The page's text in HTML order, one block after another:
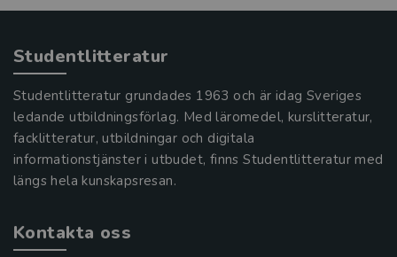
Studentlitteratur
Studentlitteratur grundades 1963 och är idag Sveriges
ledande utbildningsförlag. Med läromedel, kurslitteratur,
facklitteratur, utbildningar och digitala
informationstjänster i utbudet, finns Studentlitteratur med
längs hela kunskapsresan.
Kontakta oss